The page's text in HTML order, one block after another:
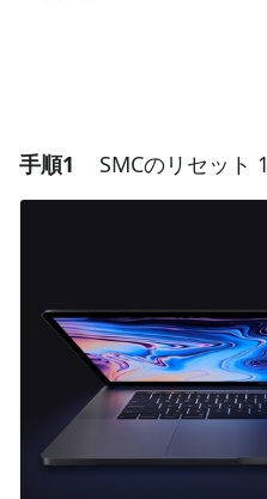
手順1 SMCのリセット 1